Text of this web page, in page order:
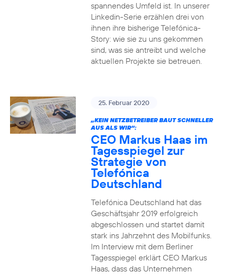
spannendes Umfeld ist. In unserer
Linkedin-Serie erzählen drei von
ihnen ihre bisherige Telefónica-
Story: wie sie zu uns gekommen
sind, was sie antreibt und welche
aktuellen Projekte sie betreuen.
25. Februar 2020
„KEIN NETZBETREIBER BAUT SCHNELLER
AUS ALS WIR“:
CEO Markus Haas im
Tagesspiegel zur
Strategie von
Telefónica
Deutschland
Telefónica Deutschland hat das
Geschäftsjahr 2019 erfolgreich
abgeschlossen und startet damit
stark ins Jahrzehnt des Mobilfunks.
Im Interview mit dem Berliner
Tagesspiegel erklärt CEO Markus
Haas, dass das Unternehmen